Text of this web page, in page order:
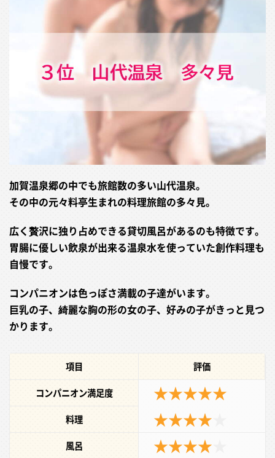
加賀温泉郷の中でも旅館数の多い山代温泉。
その中の元々料亭生まれの料理旅館の多々見。
広く贅沢に独り占めできる貸切風呂があるのも特徴です。
胃腸に優しい飲泉が出来る温泉水を使っていた創作料理も
自慢です。
コンパニオンは色っぽさ満載の子達がいます。
巨乳の子、綺麗な胸の形の女の子、好みの子がきっと見つ
かります。
項目
評価
コンパニオン満足度
★★★★★
料理 ★★★★
風呂 ★★★★